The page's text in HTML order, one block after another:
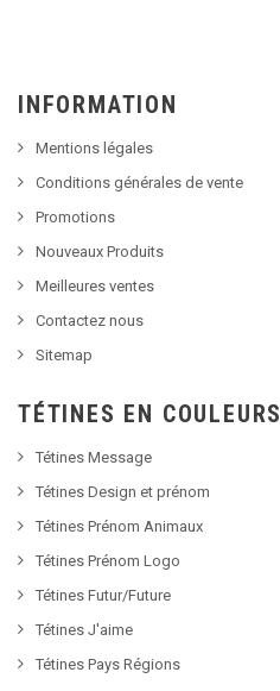
INFORMATION
Mentions légales
Conditions générales de vente
Promotions
Nouveaux Produits
Meilleures ventes
Contactez nous
Sitemap
TÉTINES EN COULEURS
Tétines Message
Tétines Design et prénom
Tétines Prénom Animaux
Tétines Prénom Logo
Tétines Futur/Future
Tétines J'aime
Tétines Pays Régions